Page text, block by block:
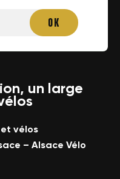
un large
vélos
– Alsace Vélo